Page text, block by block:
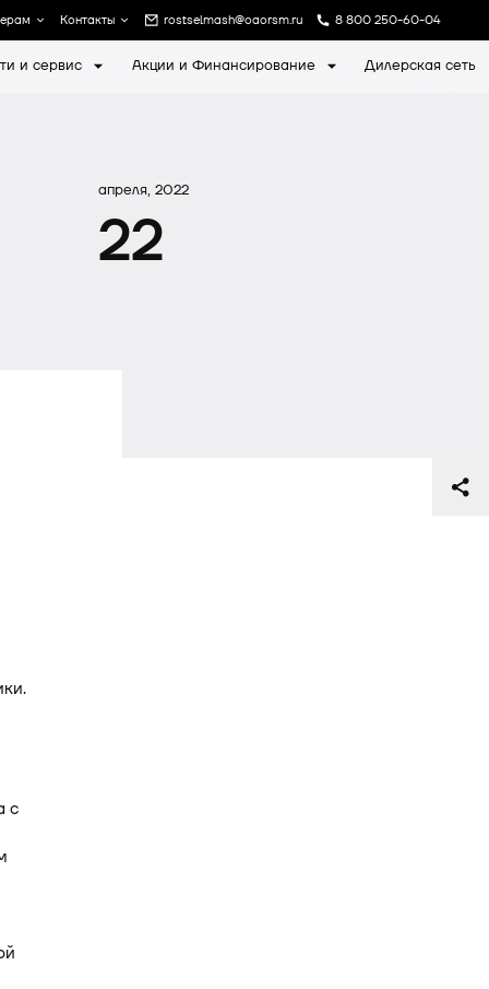
Контакты rostselmash@oaorsm.ru 8 800 250-60-04
и сервис Акции и Финансирование Дилерская сеть
апреля, 2022
22
с